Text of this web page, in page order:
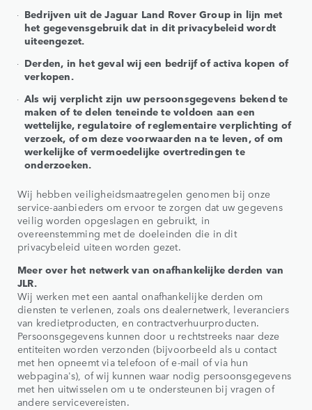
Bedrijven uit de Jaguar Land Rover Group in lijn met
het gegevensgebruik dat in dit privacybeleid wordt
uiteengezet.
Derden, in het geval wij een bedrijf of activa kopen of
verkopen.
Als wij verplicht zijn uw persoonsgegevens bekend te
maken of te delen teneinde te voldoen aan een
wettelijke, regulatoire of reglementaire verplichting of
verzoek, of om deze voorwaarden na te leven, of om
werkelijke of vermoedelijke overtredingen te
onderzoeken.
Wij hebben veiligheidsmaatregelen genomen bij onze
service-aanbieders om ervoor te zorgen dat uw gegevens
veilig worden opgeslagen en gebruikt, in
overeenstemming met de doeleinden die in dit
privacybeleid uiteen worden gezet.
Meer over het netwerk van onafhankelijke derden van
JLR.
Wij werken met een aantal onafhankelijke derden om
diensten te verlenen, zoals ons dealernetwerk, leveranciers
van kredietproducten, en contractverhuurproducten.
Persoonsgegevens kunnen door u rechtstreeks naar deze
entiteiten worden verzonden (bijvoorbeeld als u contact
met hen opneemt via telefoon of e-mail of via hun
webpagina's), of wij kunnen waar nodig persoonsgegevens
met hen uitwisselen om u te ondersteunen bij vragen of
andere servicevereisten.